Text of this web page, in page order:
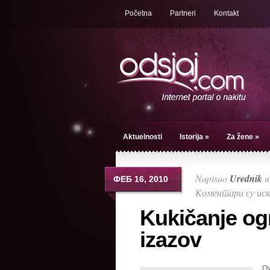
Početna Partneri Kontakt
Aktuelnosti Istorija » Za žene »
ФЕБ 16, 2010 Napisao Urednik u
Коментари су
Kukičanje
izazov